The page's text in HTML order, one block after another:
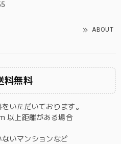
ABOUT
料無料
いただいております。
以上距離がある場合
ないマンションなど